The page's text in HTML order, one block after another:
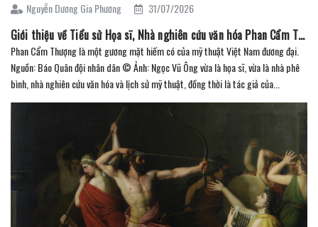
Nguyễn Dương Gia Phương 31/07/2026
Giới thiệu về Tiểu sử Họa sĩ, Nhà nghiên cứu văn hóa Phan Cẩm Thượng
Phan Cẩm Thượng là một gương mặt hiếm có của mỹ thuật Việt Nam đương đại.
Nguồn: Báo Quân đội nhân dân © Ảnh: Ngọc Vũ Ông vừa là họa sĩ, vừa là nhà phê
bình, nhà nghiên cứu văn hóa và lịch sử mỹ thuật, đồng thời là tác giả của...